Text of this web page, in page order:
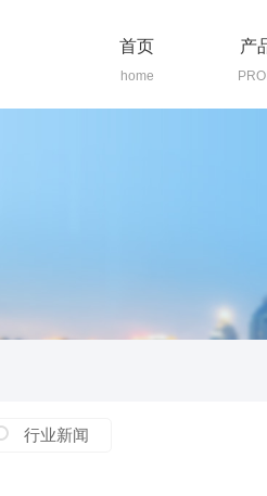
首页
home
产
行业新闻